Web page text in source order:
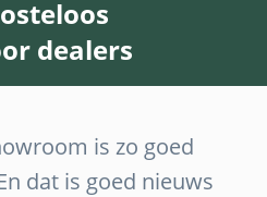
dealers
is zo goed
dat is goed nieuws